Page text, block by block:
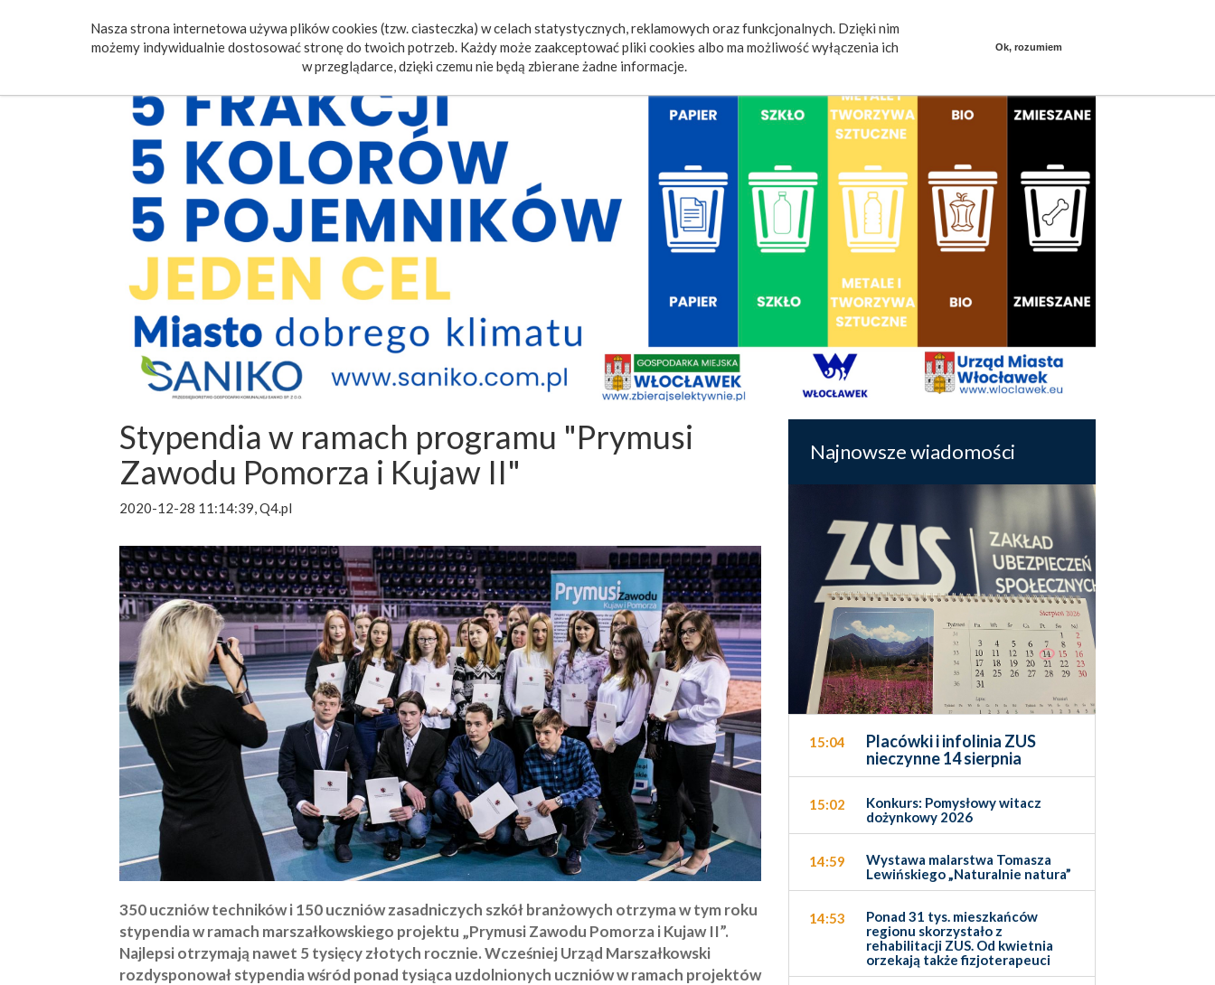
Nasza strona internetowa używa plików cookies (tzw. ciasteczka) w celach statystycznych, reklamowych oraz funkcjonalnych. Dzięki nim
możemy indywidualnie dostosować stronę do twoich potrzeb. Każdy może zaakceptować pliki cookies albo ma możliwość wyłączenia ich
w przeglądarce, dzięki czemu nie będą zbierane żadne informacje.
Ok, rozumiem
Poczta Wydarzenia Ogłoszenia Video Fotorelacje Mieszkańcy mówią
Stypendia w ramach programu "Prymusi
Zawodu Pomorza i Kujaw II"
2020-12-28 11:14:39, Q4.pl
350 uczniów techników i 150 uczniów zasadniczych szkół branżowych otrzyma w tym roku
stypendia w ramach marszałkowskiego projektu „Prymusi Zawodu Pomorza i Kujaw II”.
Najlepsi otrzymają nawet 5 tysięcy złotych rocznie. Wcześniej Urząd Marszałkowski
rozdysponował stypendia wśród ponad tysiąca uzdolnionych uczniów w ramach projektów
Najnowsze wiadomości
15:04
Placówki i infolinia ZUS
nieczynne 14 sierpnia
15:02
Konkurs: Pomysłowy witacz
dożynkowy 2026
14:59
Wystawa malarstwa Tomasza
Lewińskiego „Naturalnie natura”
14:53
Ponad 31 tys. mieszkańców
regionu skorzystało z
rehabilitacji ZUS. Od kwietnia
orzekają także fizjoterapeuci